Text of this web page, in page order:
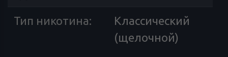
Тип никотина:
Классический
(щелочной)